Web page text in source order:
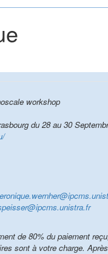
workshop
Collège Doctoral Européen Strasbourg du 28 au
de 80% du paiement
sont à votre charge.